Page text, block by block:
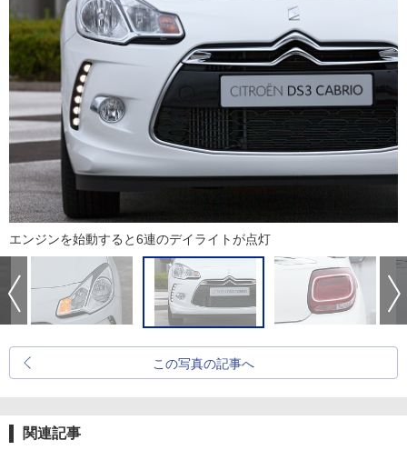
エンジンを始動すると6連のデイライトが点灯
この写真の記事へ
関連記事